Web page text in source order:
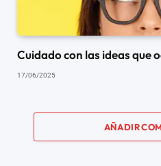
Cuidado con las ideas que
17/06/2025
AÑADIR